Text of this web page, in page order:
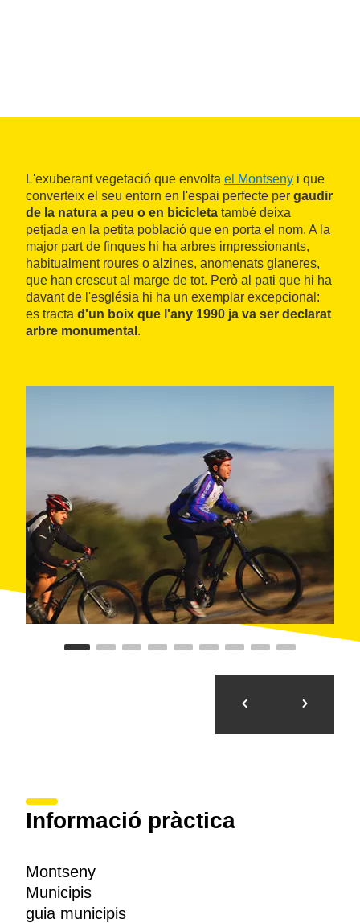
L'exuberant vegetació que envolta el Montseny i que
converteix el seu entorn en l'espai perfecte per gaudir
de la natura a peu o en bicicleta també deixa
petjada en la petita població que en porta el nom. A la
major part de finques hi ha arbres impressionants,
habitualment roures o alzines, anomenats glaneres,
que han crescut al marge de tot. Però al pati que hi ha
davant de l'església hi ha un exemplar excepcional:
es tracta d'un boix que l'any 1990 ja va ser declarat
arbre monumental .
Informació pràctica
Montseny
Municipis
guia municipis